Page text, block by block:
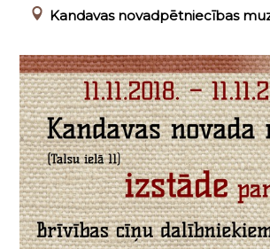
Kandavas novadpētniecības